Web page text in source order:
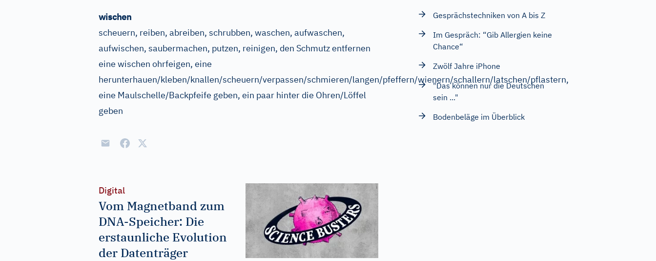
wischen
scheuern, reiben, abreiben, schrubben, waschen, aufwaschen,
aufwischen, saubermachen, putzen, reinigen, den Schmutz entfernen
eine wischen ohrfeigen, eine
herunterhauen/kleben/knallen/scheuern/verpassen/schmieren/langen/pfeffern/wienern/schallern/latschen/pflastern,
eine Maulschelle/Backpfeife geben, ein paar hinter die Ohren/Löffel
geben
Digital
Vom Magnetband zum
DNA-Speicher: Die
erstaunliche Evolution
der Datenträger
Gesprächstechniken von A bis Z
Im Gespräch: “Gib Allergien keine
Chance“
Zwölf Jahre iPhone
"Das können nur die Deutschen
sein ..."
Bodenbeläge im Überblick